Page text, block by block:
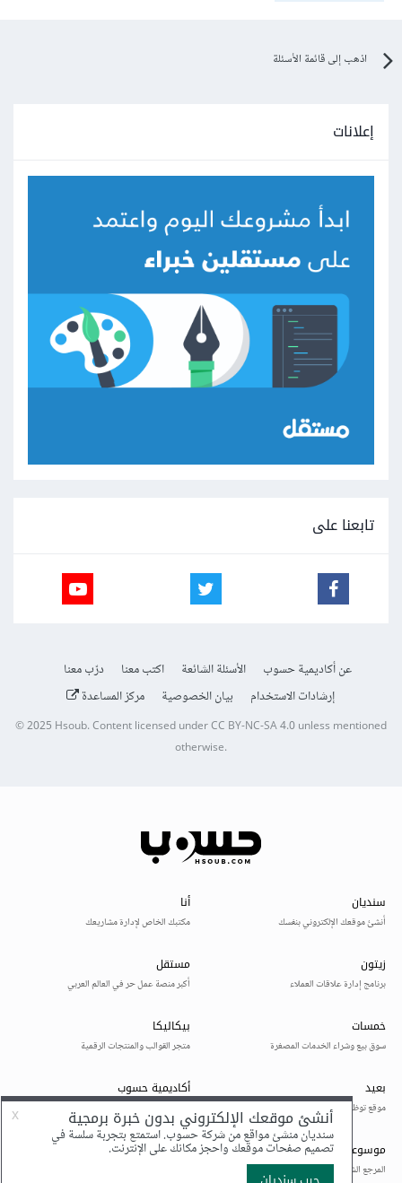
اذهب إلى قائمة الأسئلة
إعلانات
تابعنا على
عن أكاديمية حسوب الأسئلة الشائعة اكتب معنا
درّب معنا
إرشادات الاستخدام
بيان الخصوصية مركز المساعدة
© 2025Hsoub.Content licensed underCC BY-NC-SA 4.0unless mentioned
otherwise.